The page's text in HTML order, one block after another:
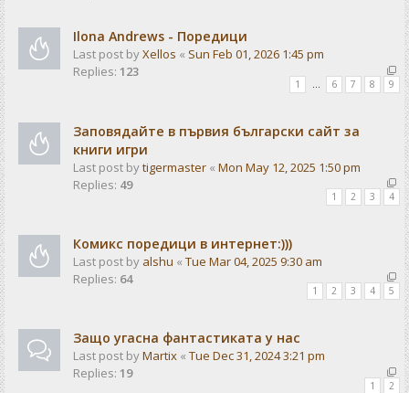
Ilona Andrews - Поредици
Last post byXellos « Sun Feb 01, 2026 1:45 pm
Replies: 123
1 6 7 8 9
Заповядайте в първия български сайт за
книги игри
Last post bytigermaster « Mon May 12, 2025 1:50 pm
Replies: 49
1 2 3 4
Комикс поредици в интернет:)))
Last post by alshu « Tue Mar 04, 2025 9:30 am
Replies: 64
1 2 3 4 5
Защо угасна фантастиката у нас
Last post byMartix « Tue Dec 31, 2024 3:21 pm
Replies: 19
1 2